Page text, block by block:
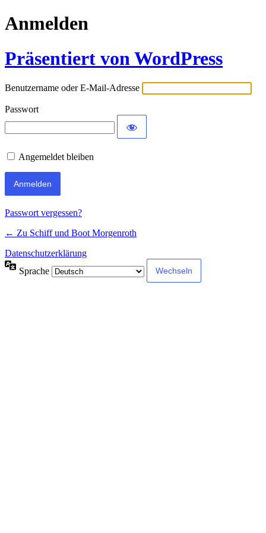
Anmelden
Präsentiert von WordPress
Benutzername oder E-Mail-Adresse
Passwort
Angemeldet bleiben
Passwort vergessen?
← Zu Schiff und Boot Morgenroth
Datenschutzerklärung
Sprache